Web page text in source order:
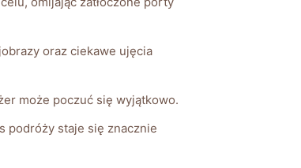
oraz ciekawe ujęcia
może‍ poczuć ⁤się wyjątkowo.
podróży staje się znacznie